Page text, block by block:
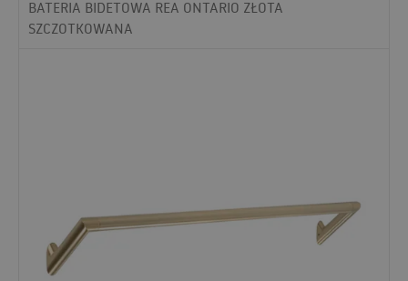
BATERIA BIDETOWA REA ONTARIO ZŁOTA
SZCZOTKOWANA